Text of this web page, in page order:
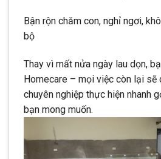
Bận rộn chăm con, nghỉ ngơi,
bộ
Thay vì mất nửa ngày lau dọn,
Homecare – mọi việc còn lại sẽ
chuyên nghiệp thực hiện nhanh
bạn mong muốn.